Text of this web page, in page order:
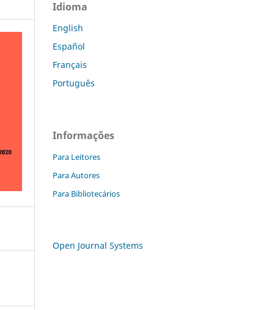
Idioma
English
Español
Français
Português
Informações
Para Leitores
Para Autores
Para Bibliotecários
Open Journal Systems